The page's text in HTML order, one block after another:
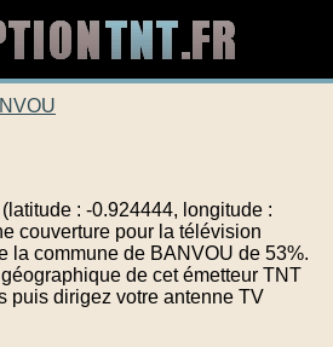
: -0.924444, longitude :
couverture pour la télévision
la commune de BANVOU de 53%.
de cet émetteur TNT
puis dirigez votre antenne TV